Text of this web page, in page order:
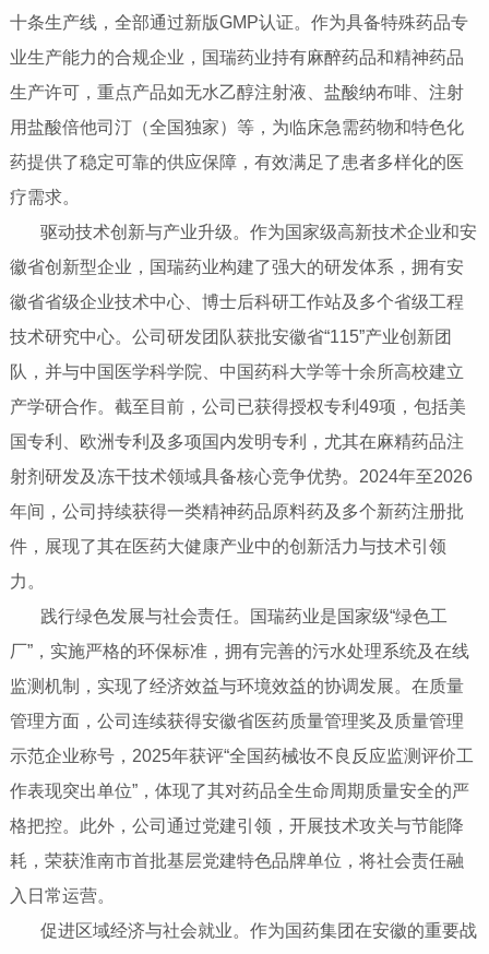
十条生产线，全部通过新版GMP认证。作为具备特殊药品专
业生产能力的合规企业，国瑞药业持有麻醉药品和精神药品
生产许可，重点产品如无水乙醇注射液、盐酸纳布啡、注射
用盐酸倍他司汀（全国独家）等，为临床急需药物和特色化
药提供了稳定可靠的供应保障，有效满足了患者多样化的医
疗需求。
驱动技术创新与产业升级‌。作为国家级高新技术企业和安
徽省创新型企业，国瑞药业构建了强大的研发体系，拥有安
徽省省级企业技术中心、博士后科研工作站及多个省级工程
技术研究中心。公司研发团队获批安徽省“115”产业创新团
队，并与中国医学科学院、中国药科大学等十余所高校建立
产学研合作。截至目前，公司已获得授权专利49项，包括美
国专利、欧洲专利及多项国内发明专利，尤其在麻精药品注
射剂研发及冻干技术领域具备核心竞争优势。2024年至2026
年间，公司持续获得一类精神药品原料药及多个新药注册批
件，展现了其在医药大健康产业中的创新活力与技术引领
力。
践行绿色发展与社会责任‌。国瑞药业是国家级“绿色工
厂”，实施严格的环保标准，拥有完善的污水处理系统及在线
监测机制，实现了经济效益与环境效益的协调发展。在质量
管理方面，公司连续获得安徽省医药质量管理奖及质量管理
示范企业称号，2025年获评“全国药械妆不良反应监测评价工
作表现突出单位”，体现了其对药品全生命周期质量安全的严
格把控。此外，公司通过党建引领，开展技术攻关与节能降
耗，荣获淮南市首批基层党建特色品牌单位，将社会责任融
入日常运营。
促进区域经济与社会就业‌。作为国药集团在安徽的重要战